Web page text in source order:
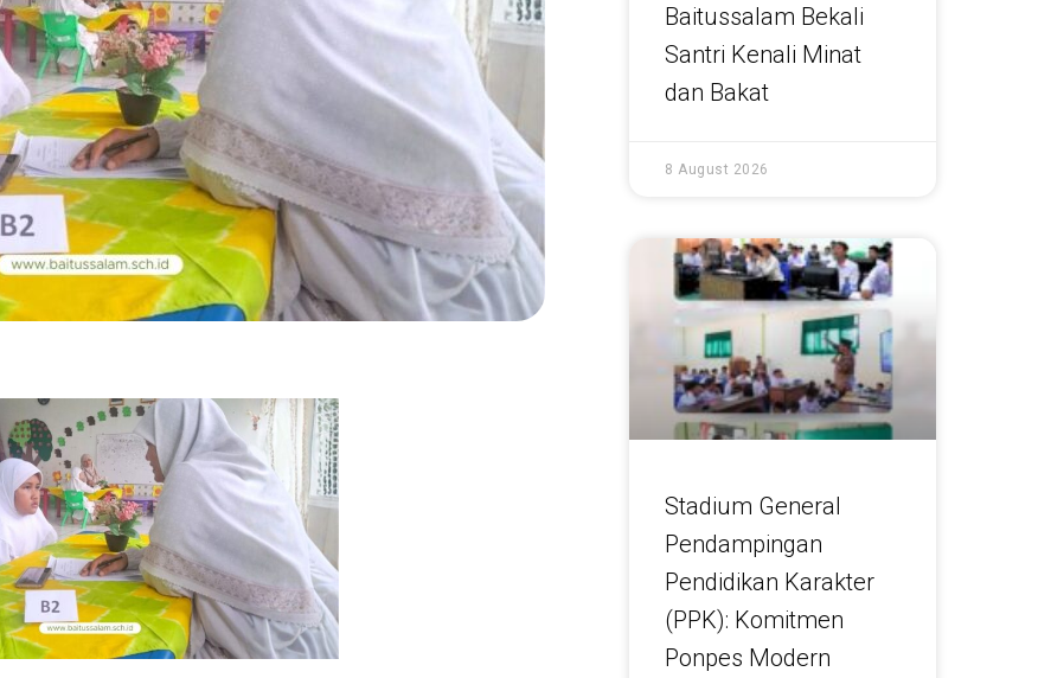
Baitussalam Bekali
Santri Kenali Minat
dan Bakat
8 August 2026
Stadium General
Pendampingan
Pendidikan Karakter
(PPK): Komitmen
Ponpes Modern